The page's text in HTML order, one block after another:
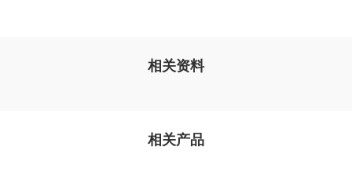
相关资料
相关产品